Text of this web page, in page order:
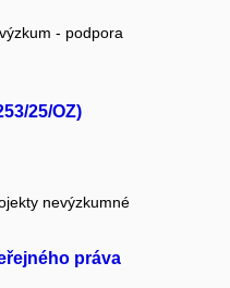
- podpora
25/OZ)
nevýzkumné
práva